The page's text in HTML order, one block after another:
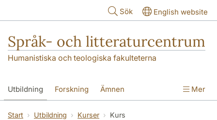
Sök English website
Språk- och litteraturcentrum
Humanistiska och teologiska fakulteterna
Utbildning Forskning Ämnen
SOL-husen Kontakt Institutionen
Mer
Start Utbildning Kurser
Kurs